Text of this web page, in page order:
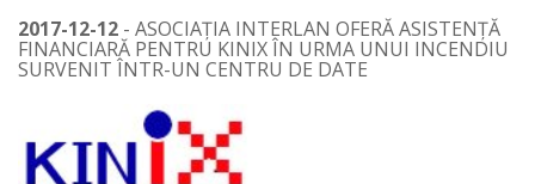
2017-12-12 - ASOCIAȚIA INTERLAN OFERĂ ASISTENȚĂ
FINANCIARĂ PENTRU KINIX ÎN URMA UNUI INCENDIU
SURVENIT ÎNTR-UN CENTRU DE DATE